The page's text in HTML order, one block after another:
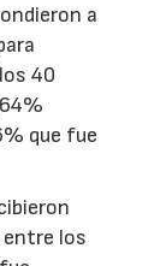
a
40
que fue
entre los